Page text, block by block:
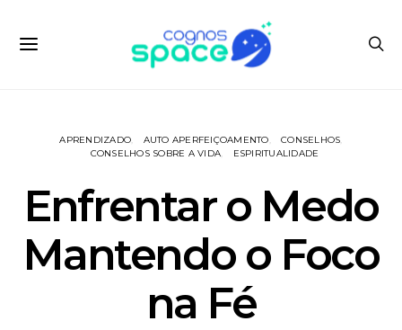
APRENDIZADO AUTO APERFEIÇOAMENTO
CONSELHOS
CONSELHOS SOBRE A VIDA
ESPIRITUALIDADE
Enfrentar o Medo
Mantendo o Foco
na Fé